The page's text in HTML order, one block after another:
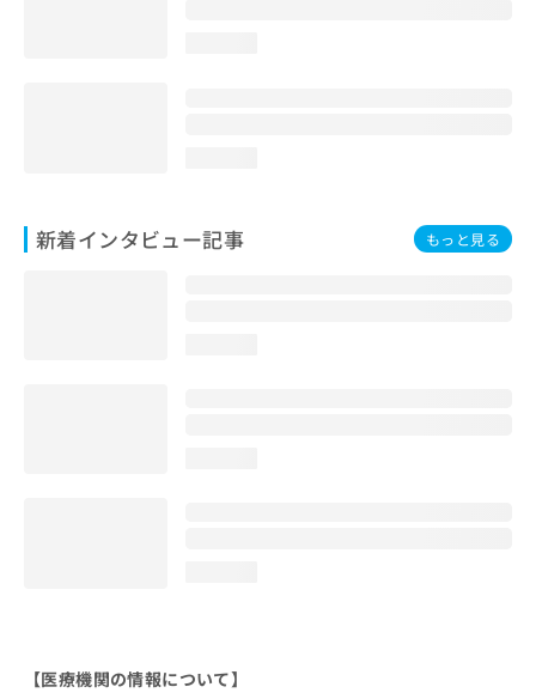
新着インタビュー記事 もっと見る
【医療機関の情報について】